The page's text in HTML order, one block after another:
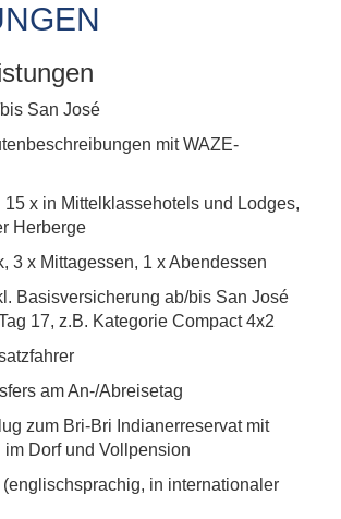
San José
mit WAZE-
15 x in Mittelklassehotels und Lodges,
Herberge
3 x Mittagessen, 1 x Abendessen
Basisversicherung ab/bis San José
17, z.B. Kategorie Compact 4x2
am An-/Abreisetag
zum Bri-Bri Indianerreservat mit
im Dorf und Vollpension
(englischsprachig, in internationaler